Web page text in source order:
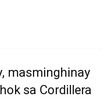
masminghinay
sa Cordillera